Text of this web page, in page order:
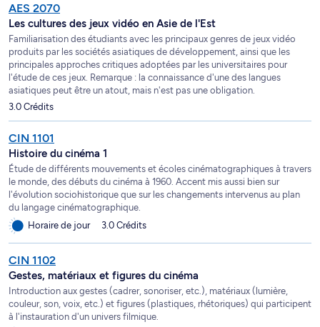
AES 2070
Les cultures des jeux vidéo en Asie de l'Est
Familiarisation des étudiants avec les principaux genres de jeux vidéo
produits par les sociétés asiatiques de développement, ainsi que les
principales approches critiques adoptées par les universitaires pour
l'étude de ces jeux. Remarque : la connaissance d'une des langues
asiatiques peut être un atout, mais n'est pas une obligation.
3.0 Crédits
CIN 1101
Histoire du cinéma 1
Étude de différents mouvements et écoles cinématographiques à travers
le monde, des débuts du cinéma à 1960. Accent mis aussi bien sur
l'évolution sociohistorique que sur les changements intervenus au plan
du langage cinématographique.
Horaire de jour
3.0 Crédits
CIN 1102
Gestes, matériaux et figures du cinéma
Introduction aux gestes (cadrer, sonoriser, etc.), matériaux (lumière,
couleur, son, voix, etc.) et figures (plastiques, rhétoriques) qui participent
à l'instauration d'un univers filmique.